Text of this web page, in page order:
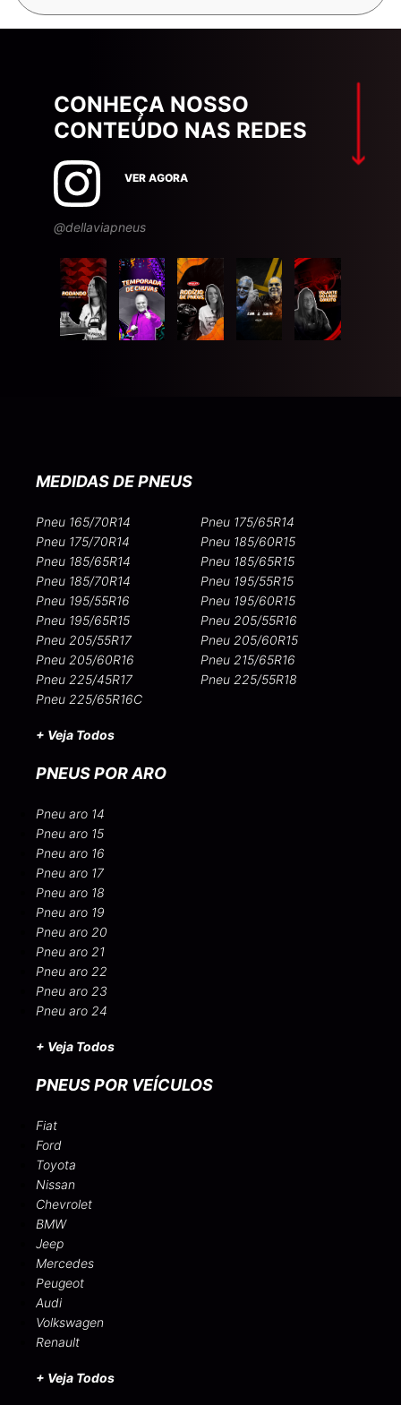
CONHEÇA NOSSO
CONTEÚDO NAS REDES
VER AGORA
@dellaviapneus
MEDIDAS DE PNEUS
Pneu 165/70R14
Pneu 175/65R14
Pneu 175/70R14
Pneu 185/60R15
Pneu 185/65R14
Pneu 185/65R15
Pneu 185/70R14
Pneu 195/55R15
Pneu 195/55R16
Pneu 195/60R15
Pneu 195/65R15
Pneu 205/55R16
Pneu 205/55R17
Pneu 205/60R15
Pneu 205/60R16
Pneu 215/65R16
Pneu 225/45R17
Pneu 225/55R18
Pneu 225/65R16C
+ Veja Todos
PNEUS POR ARO
Pneu aro 14
Pneu aro 15
Pneu aro 16
Pneu aro 17
Pneu aro 18
Pneu aro 19
Pneu aro 20
Pneu aro 21
Pneu aro 22
Pneu aro 23
Pneu aro 24
+ Veja Todos
PNEUS POR VEÍCULOS
Fiat
Ford
Toyota
Nissan
Chevrolet
BMW
Jeep
Mercedes
Peugeot
Audi
Volkswagen
Renault
+ Veja Todos